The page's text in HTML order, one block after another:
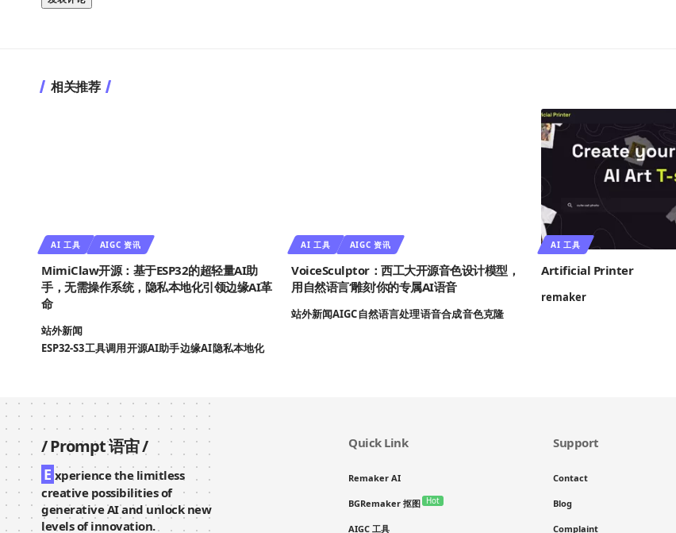
相关推荐
AI 工具 AIGC 资讯
MimiClaw开源：基于ESP32的超轻量AI助
手，无需操作系统，隐私本地化引领边缘AI革
命
站外新闻
ESP32-S3工具调用开源AI助手边缘AI隐私本地化
AI 工具 AIGC 资讯
VoiceSculptor：西工大开源音色设计模型，
用自然语言‘雕刻’你的专属AI语音
站外新闻AIGC自然语言处理语音合成音色克隆
AI 工具
Artificial Printer
remaker
/Prompt 语宙/
E xperience the limitless
creative possibilities of
generative AI and unlock new
levels of innovation.
Quick Link
Remaker AI
BGRemaker 抠图 Hot
AIGC 工具
Support
Contact
Blog
Complaint